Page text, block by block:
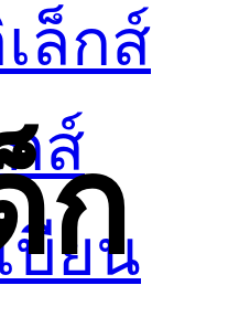
ล็กส์
ส์
บียน
ก